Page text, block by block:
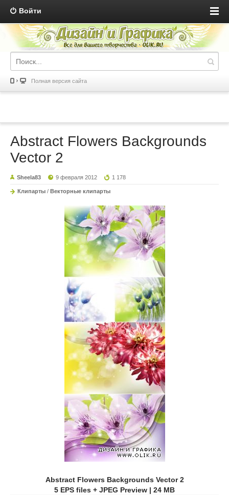
Войти
Полная версия сайта
Abstract Flowers Backgrounds
Vector 2
Sheela83 9 февраля 2012 1 178
Клипарты / Векторные клипарты
Abstract Flowers Backgrounds Vector 2
5 EPS files + JPEG Preview | 24 MB